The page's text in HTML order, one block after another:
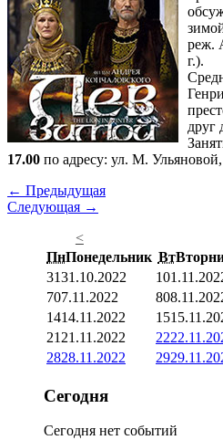
реж.
г.).
друг
17.00 по адресу: ул. М.
← Предыдущая
Следующая →
<
ПнПонедельник Вт
3131.10.2022 1
707.11.2022 8
1414.11.2022 15
21 21.11.2022 22
2828.11.2022 29
Сегодня
Сегодня нет событий